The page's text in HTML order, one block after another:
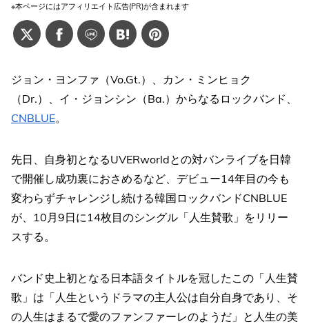
※本ページにはアフィリエイト広告(PR)が含まれます
ジョン・ヨンファ（Vo.Gt.）、カン・ミンヒョク
（Dr.）、イ・ジョンシン（Ba.）からなるロックバンド、
CNBLUE。
先日、自身初となるUVERworldとの対バンライブを日韓
で開催し成功裏におさめるなど、デビュー14年目の今も
変わらずチャレンジし続ける韓国ロックバンドCNBLUE
が、10月9日に14枚目のシングル「人生賛歌」をリリー
スする。
バンド史上初となる日本語タイトルを冠したこの「人生賛
歌」は「人生というドラマの主人公は自分自身であり、そ
の人生はまるで愛のファンファーレのようだ」と人生の美